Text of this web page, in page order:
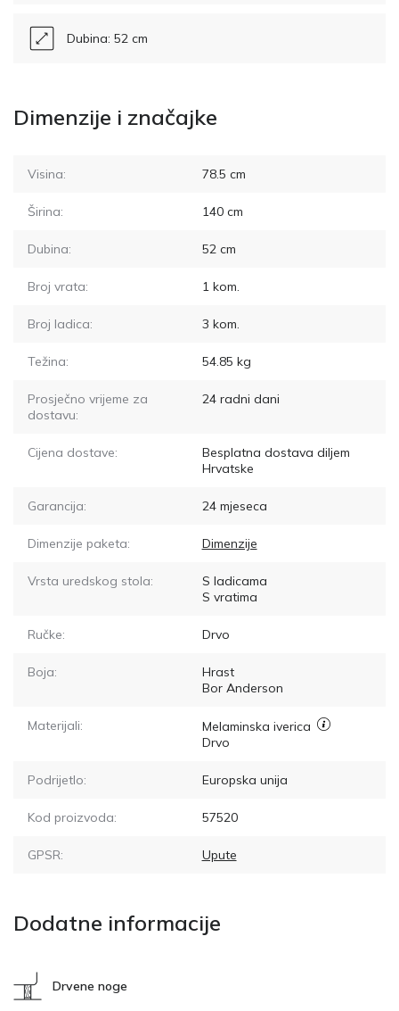
Dubina: 52 cm
Dimenzije i značajke
Visina: 78.5 cm
Širina: 140cm
Dubina: 52cm
Broj vrata: 1kom.
Broj ladica: 3 kom.
Težina: 54.85 kg
Prosječno vrijeme za
dostavu:
24radni dani
Cijena dostave:
Besplatna dostava diljem
Hrvatske
Garancija: 24 mjeseca
Dimenzije paketa: Dimenzije
Vrsta uredskog stola:
S ladicama
S vratima
Ručke: Drvo
Boja:
Hrast
Bor Anderson
Materijali:
Melaminska iverica
Drvo
Podrijetlo: Europska unija
Kod proizvoda: 57520
GPSR: Upute
Dodatne informacije
Drvene noge